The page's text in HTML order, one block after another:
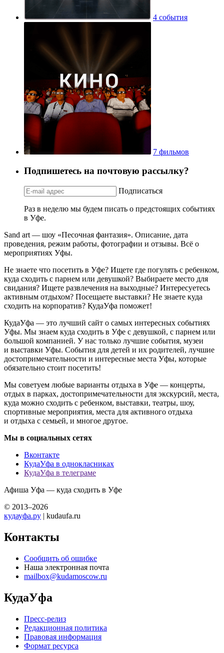
4 события
7 фильмов
Подпишетесь на почтовую рассылку?
Подписаться
Раз в неделю мы будем писать о предстоящих событиях
в Уфе.
Sand art — шоу «Песочная фантазия». Описание, дата
проведения, режим работы, фотографии и отзывы. Всё о
мероприятиях Уфы.
Не знаете что посетить в Уфе? Ищете где погулять с ребенком,
куда сходить с парнем или девушкой? Выбираете место для
свидания? Ищете развлечения на выходные? Интересуетесь
активным отдыхом? Посещаете выставки? Не знаете куда
сходить на корпоратив? КудаУфа поможет!
КудаУфа — это лучший сайт о самых интересных событиях
Уфы. Мы знаем куда сходить в Уфе с девушкой, с парнем или
большой компанией. У нас только лучшие события, музеи
и выставки Уфы. События для детей и их родителей, лучшие
достопримечательности и интересные места Уфы, которые
обязательно стоит посетить!
Мы советуем любые варианты отдыха в Уфе — концерты,
отдых в парках, достопримечательности для экскурсий, места,
куда можно сходить с ребенком, выставки, театры, шоу,
спортивные мероприятия, места для активного отдыха
и отдыха с семьей, и многое другое.
Мы в социальных сетях
Вконтакте
КудаУфа в однокласниках
КудаУфа в телеграме
Афиша Уфа — куда сходить в Уфе
© 2013–2026
кудауфа.ру | kudaufa.ru
Контакты
Сообщить об ошибке
Наша электронная почта
mailbox@kudamoscow.ru
КудаУфа
Пресс-релиз
Редакционная политика
Правовая информация
Формат ресурса